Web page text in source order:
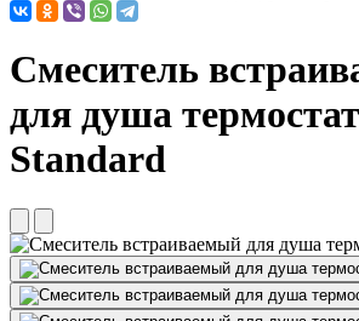
Смеситель
для душа
Standard